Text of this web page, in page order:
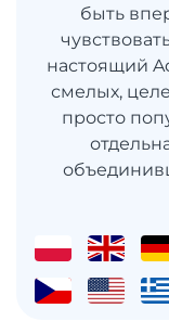
быть
настоящий
смелых,
просто